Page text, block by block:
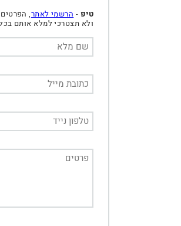
טיפ - הרשמי לאתר,
ולא תצטרכי למלא אותם